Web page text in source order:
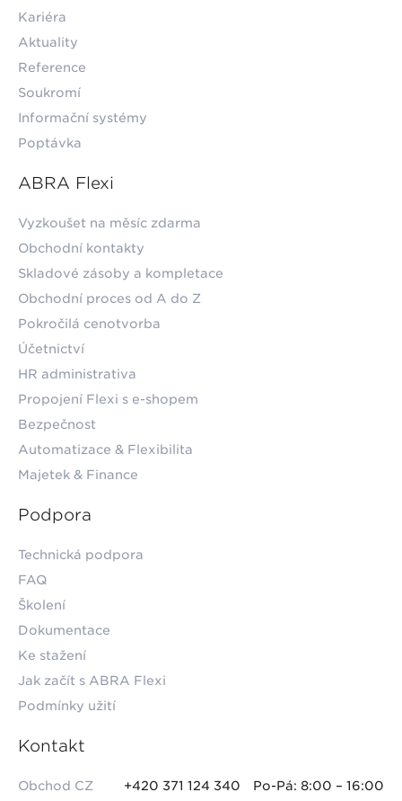
Kariéra
Aktuality
Reference
Soukromí
Informační systémy
Poptávka
ABRA Flexi
Vyzkoušet na měsíc zdarma
Obchodní kontakty
Skladové zásoby a kompletace
Obchodní proces od A do Z
Pokročilá cenotvorba
Účetnictví
HR administrativa
Propojení Flexi s e-shopem
Bezpečnost
Automatizace & Flexibilita
Majetek & Finance
Podpora
Technická podpora
FAQ
Školení
Dokumentace
Ke stažení
Jak začít s ABRA Flexi
Podmínky užití
Kontakt
Obchod CZ +420 371 124 340 Po-Pá: 8:00 – 16:00